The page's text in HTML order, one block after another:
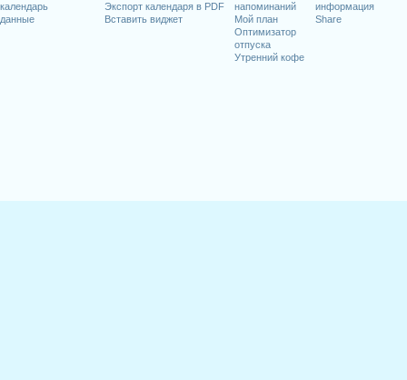
календарь
данные
Экспорт календаря в PDF
Вставить виджет
напоминаний
Мой план
Оптимизатор
отпуска
Утренний кофе
информация
Share